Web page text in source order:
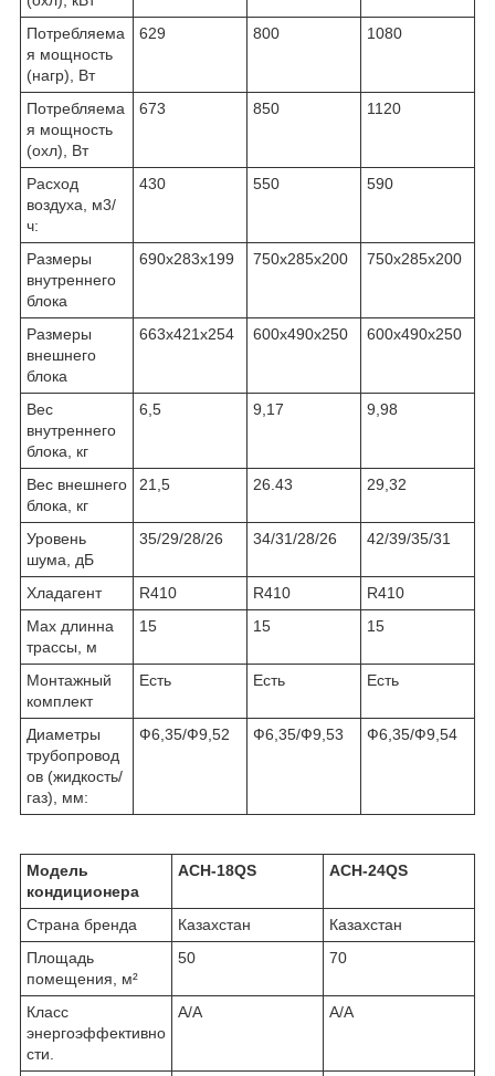
Потребляема
я мощность
(нагр), Вт
629 800 1080
Потребляема
я мощность
(охл), Вт
673 850 1120
Расход
воздуха, м3/
ч:
430 550 590
Размеры
внутреннего
блока
690х283х199 750х285х200 750х285х200
Размеры
внешнего
блока
663х421х254 600х490х250 600х490х250
Вес
внутреннего
блока, кг
6,5 9,17 9,98
Вес внешнего
блока, кг
21,5 26.43 29,32
Уровень
шума, дБ
35/29/28/26 34/31/28/26 42/39/35/31
Хладагент R410 R410
R410
Мах длинна
трассы, м
15 15 15
Монтажный
комплект
Есть Есть Есть
Диаметры
трубопровод
ов (жидкость/
газ), мм:
Ф6,35/Ф9,52 Ф6,35/Ф9,53 Ф6,35/Ф9,54
Модель
кондиционера
ACH-18QS ACH-24QS
Страна бренда Казахстан
Казахстан
Площадь
помещения, м²
50 70
Класс
энергоэффективно
сти.
A/A A/A